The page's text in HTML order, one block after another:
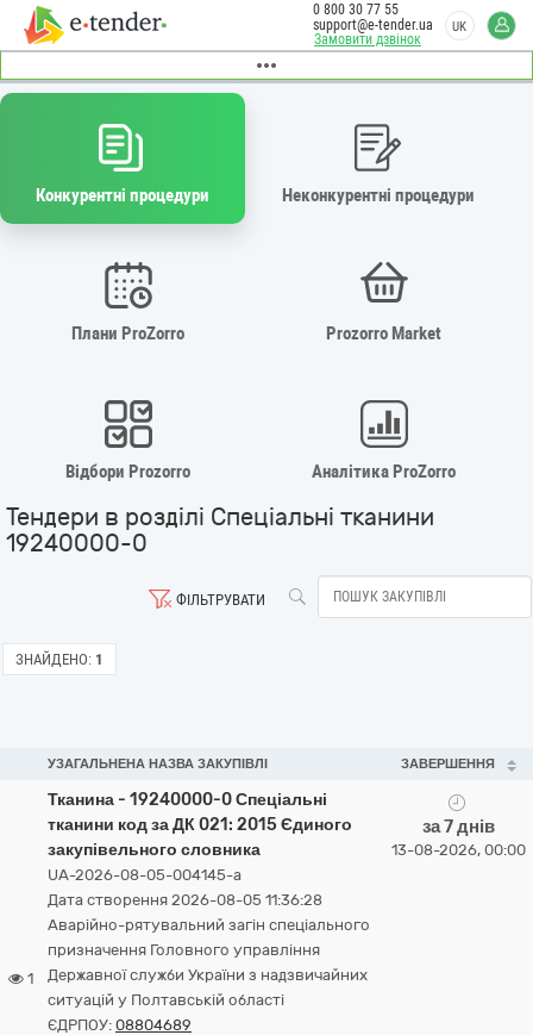
Замовити дзвінок
0 800 30 77 55
support@e-tender.ua
UK
Конкурентні процедури Неконкурентні процедури
Плани ProZorro Prozorro Market
Відбори Prozorro Аналітика ProZorro
Тендери в розділі Спеціальні тканини
19240000-0
ФІЛЬТРУВАТИ
ЗНАЙДЕНО: 1
УЗАГАЛЬНЕНА НАЗВА ЗАКУПІВЛІ ЗАВЕРШЕННЯ
1
Тканина - 19240000-0 Спеціальні
тканини код за ДК 021: 2015 Єдиного
закупівельного словника
UA-2026-08-05-004145-a
Дата створення 2026-08-05 11:36:28
Аварійно-рятувальний загін спеціального
призначення Головного управління
Державної служби України з надзвичайних
ситуацій у Полтавській області
ЄДРПОУ: 08804689
за 7 днів
13-08-2026, 00:00